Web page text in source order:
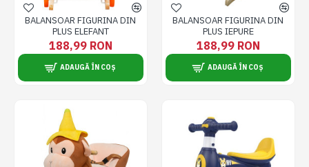
BALANSOAR FIGURINA DIN
PLUS ELEFANT
188,99 RON
ADAUGĂ ÎN COȘ
BALANSOAR FIGURINA DIN
PLUS IEPURE
188,99 RON
ADAUGĂ ÎN COȘ